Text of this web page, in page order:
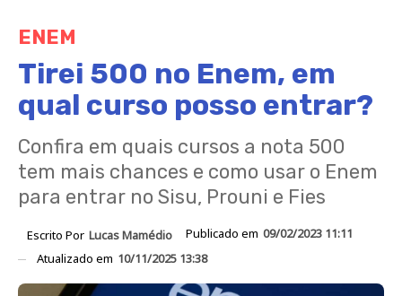
ENEM
Tirei 500 no Enem, em
qual curso posso entrar?
Confira em quais cursos a nota 500
tem mais chances e como usar o Enem
para entrar no Sisu, Prouni e Fies
Escrito Por Lucas Mamédio Publicado em 09/02/2023 11:11
Atualizado em 10/11/2025 13:38